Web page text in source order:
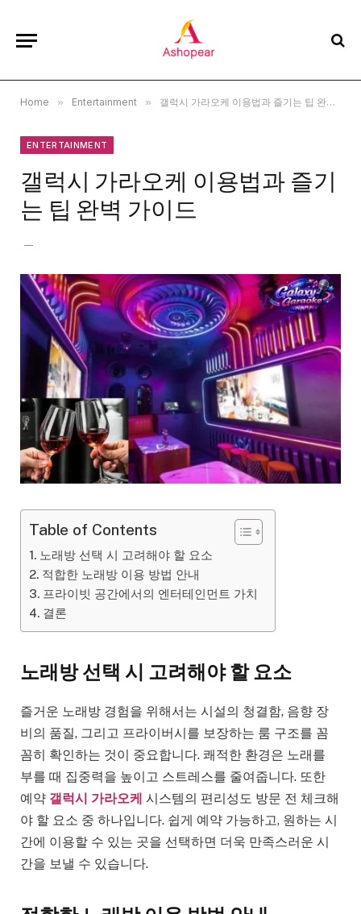
Home » Entertainment » 갤럭시 가라오케 이용법과 즐기는 팁 완벽 가이드
ENTERTAINMENT
갤럭시 가라오케 이용법과 즐기
는 팁 완벽 가이드
Table of Contents
노래방 선택 시 고려해야 할 요소
적합한 노래방 이용 방법 안내
프라이빗 공간에서의 엔터테인먼트 가치
결론
노래방 선택 시 고려해야 할 요소
즐거운 노래방 경험을 위해서는 시설의 청결함, 음향 장
비의 품질, 그리고 프라이버시를 보장하는 룸 구조를 꼼
꼼히 확인하는 것이 중요합니다. 쾌적한 환경은 노래를
부를 때 집중력을 높이고 스트레스를 줄여줍니다. 또한
예약 갤럭시 가라오케 시스템의 편리성도 방문 전 체크해
야 할 요소 중 하나입니다. 쉽게 예약 가능하고, 원하는 시
간에 이용할 수 있는 곳을 선택하면 더욱 만족스러운 시
간을 보낼 수 있습니다.